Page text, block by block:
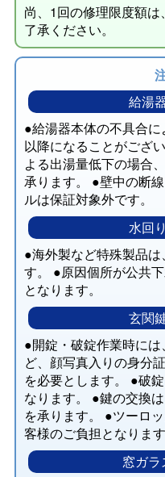
尚、1回の修理限度額
了承ください。
給湯
給湯器本体の不具合
以降になることがござい
よる出湯量低下の場合
承ります。
壁中の断
ルは保証対象外です。
水回
海外製など特殊製品
す。
原因個所が公共
となります。
玄関
開錠・破錠作業時に
ど、顔写真入りの身分
を必要とします。
破
なります。
鍵の交換
を承ります。
ツーロ
客様のご負担となります
窓ガ